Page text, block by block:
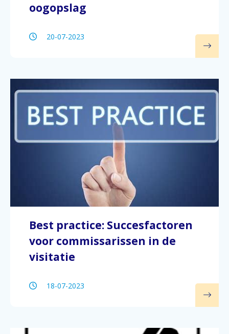
oogopslag
20-07-2023
Best practice: Succesfactoren
voor commissarissen in de
visitatie
18-07-2023